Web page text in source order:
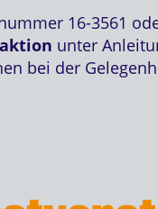
16-3561
unter
bei der